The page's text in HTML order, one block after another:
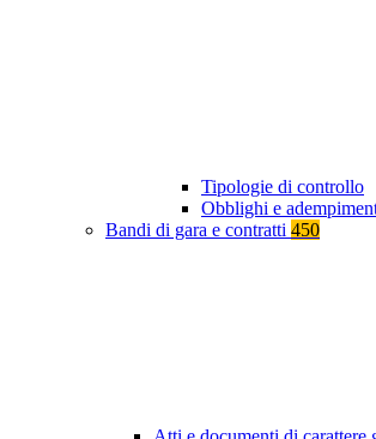
Tipologie di controllo
Obblighi e
Bandi di gara e contratti 450